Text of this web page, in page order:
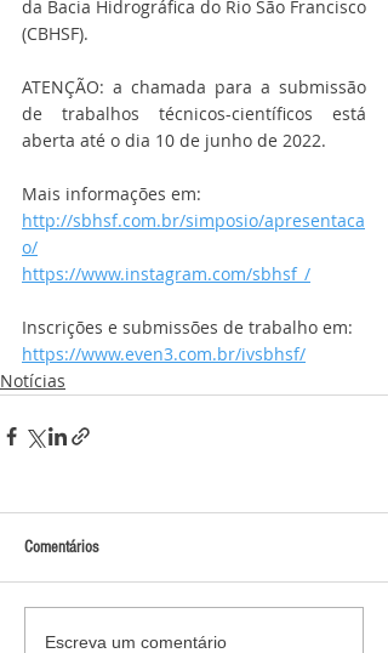
da Bacia Hidrográfica do Rio São Francisco
(CBHSF).
ATENÇÃO: a chamada para a submissão
de trabalhos técnicos-científicos está
aberta até o dia 10 de junho de 2022.
Mais informações em:
http://sbhsf.com.br/simposio/apresentaca
o/
https://www.instagram.com/sbhsf_/
Inscrições e submissões de trabalho em:
https://www.even3.com.br/ivsbhsf/
Notícias
Comentários
Escreva um comentário